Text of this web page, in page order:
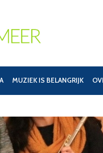
MUZIEK IS BELANGRIJK